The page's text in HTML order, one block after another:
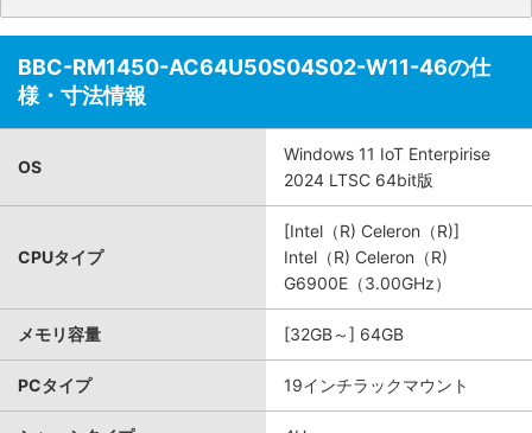
BBC-RM1450-AC64U50S04S02-W11-46の仕
様・寸法情報
OS
Windows 11 IoT Enterpirise
2024 LTSC 64bit版
CPUタイプ
[Intel（R) Celeron（R)]
Intel（R) Celeron（R)
G6900E（3.00GHz）
メモリ容量 [32GB～] 64GB
PCタイプ 19インチラックマウント